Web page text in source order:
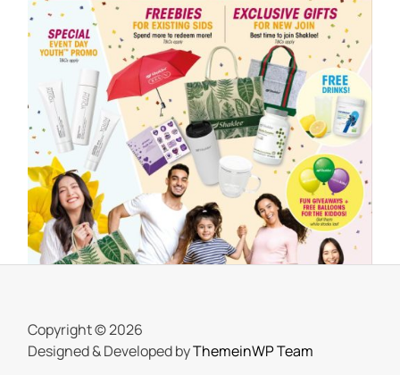
SHAKLEE
Meriahnya Shaklee Fun Day 18 Mac
2023
On25 March, 2023byTun Azah Aziz
Copyright © 2026
Designed & Developed byThemeinWP Team